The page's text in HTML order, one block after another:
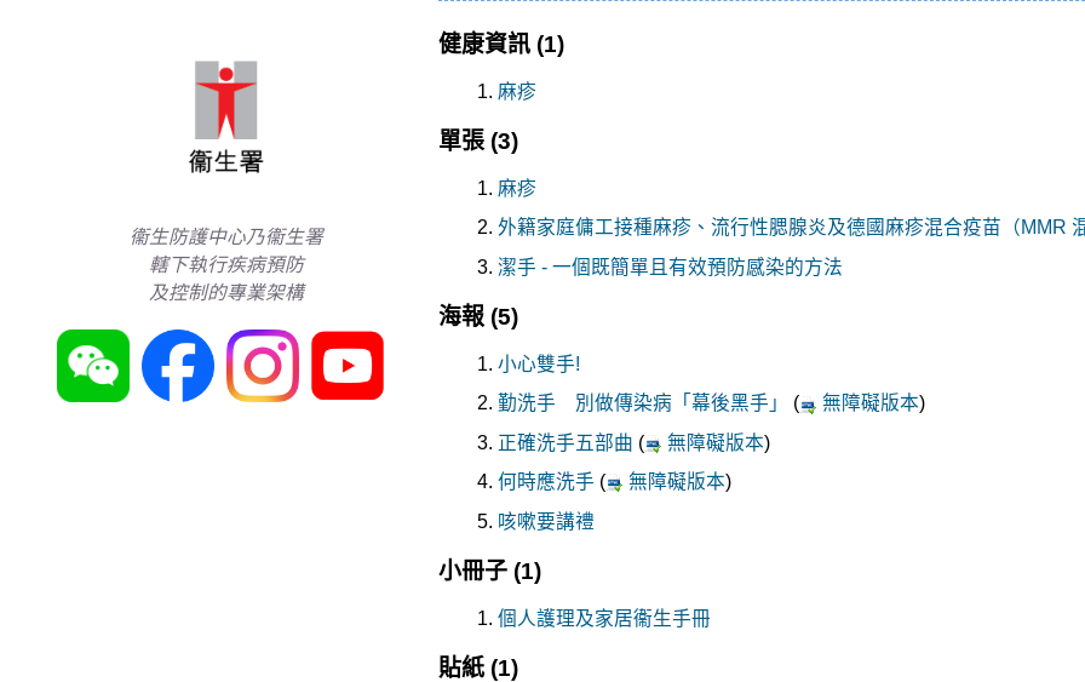
健康資訊 (1)
麻疹
單張 (3)
麻疹
外籍家庭傭工接種麻疹、流行性腮腺炎及德國麻疹混合疫苗（MMR
潔手 - 一個既簡單且有效預防感染的方法
海報 (5)
小心雙手!
勤洗手 別做傳染病「幕後黑手」 ( 無障礙版本)
正確洗手五部曲 ( 無障礙版本)
何時應洗手 ( 無障礙版本)
咳嗽要講禮
小冊子 (1)
個人護理及家居衞生手冊
貼紙 (1)
衞生防護中心乃衞生署
轄下執行疾病預防
及控制的專業架構